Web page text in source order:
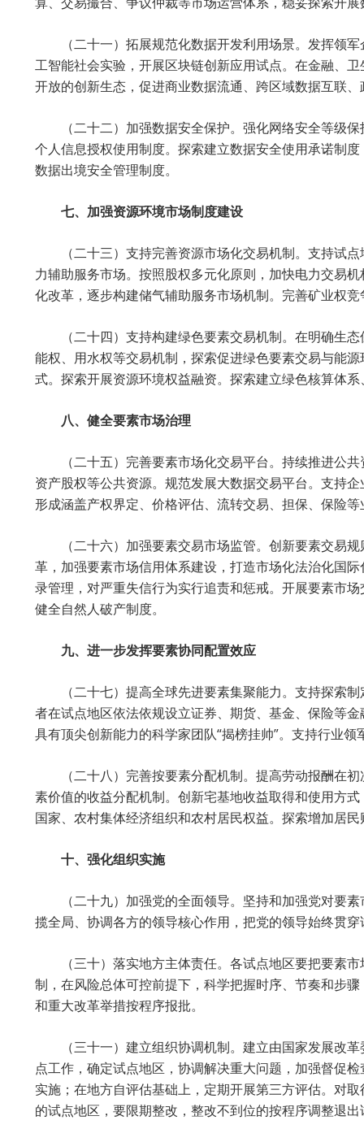
（二十一）拓展规范化数据开发利用场景。发挥领
工智能社会实验，开展区块链创新应用试点。在金融、
开放的创新生态，促进商业数据流通、跨区域数据互联
（二十二）加强数据安全保护。强化网络安全等级
个人信息授权使用制度。探索建立数据安全使用承诺制
数据出境安全管理制度。
七、加强资源环境市场制度建设
（二十三）支持完善资源市场化交易机制。支持试
力辅助服务市场。按照股权多元化原则，加快电力交易
化改革，逐步构建储气辅助服务市场机制。完善矿业权
（二十四）支持构建绿色要素交易机制。在明确生
能权、用水权等交易机制，探索促进绿色要素交易与能
式。探索开展资源环境权益融资。探索建立绿色核算体
八、健全要素市场治理
（二十五）完善要素市场化交易平台。持续推进公
资产股权等公共资源。规范发展大数据交易平台。支持
形成涵盖产权界定、价格评估、流转交易、担保、保险
（二十六）加强要素交易市场监管。创新要素交易
革，加强要素市场信用体系建设，打造市场化法治化国
录管理，对严重失信行为实行追责和惩戒。开展要素市
健全自然人破产制度。
九、进一步发挥要素协同配置效应
（二十七）提高全球先进要素集聚能力。支持探索
者在试点地区依法依规设立证券、期货、基金、保险等
具有顶尖创新能力的科学家团队“揭榜挂帅”。支持行业
（二十八）完善按要素分配机制。提高劳动报酬在
素价值的收益分配机制。创新宅基地收益取得和使用方
国家、农村集体经济组织和农村居民权益。探索增加居
十、强化组织实施
（二十九）加强党的全面领导。坚持和加强党对要
揽全局、协调各方的领导核心作用，把党的领导始终贯
（三十）落实地方主体责任。各试点地区要把要素
制，在风险总体可控前提下，科学把握时序、节奏和步
和重大改革举措按程序报批。
（三十一）建立组织协调机制。建立由国家发展改
点工作，确定试点地区，协调解决重大问题，加强督促
实施；在地方自评估基础上，定期开展第三方评估。对
的试点地区，要限期整改，整改不到位的按程序调整退